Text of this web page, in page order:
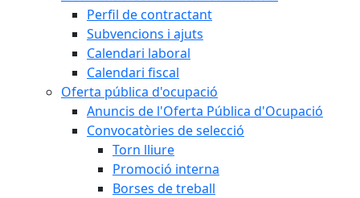
Perfil de contractant
Subvencions i ajuts
Calendari laboral
Calendari fiscal
Oferta pública d'ocupació
Anuncis de l'Oferta Pública d'Ocupació
Convocatòries de selecció
Torn lliure
Promoció interna
Borses de treball